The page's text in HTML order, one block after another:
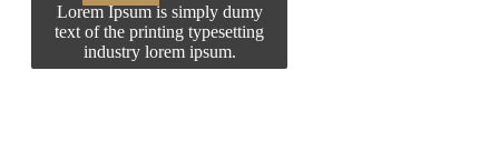
Lorem Ipsum is simply dumy
text of the printing typesetting
industry lorem ipsum.